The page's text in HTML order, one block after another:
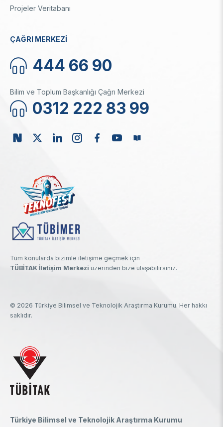
Projeler Veritabanı
ÇAĞRI MERKEZİ
444 66 90
Bilim ve Toplum Başkanlığı Çağrı Merkezi
0312 222 83 99
Tüm konularda bizimle iletişime geçmek için
TÜBİTAK İletişim Merkezi üzerinden bize ulaşabilirsiniz.
© 2026 Türkiye Bilimsel ve Teknolojik Araştırma Kurumu. Her hakkı
saklıdır.
Türkiye Bilimsel ve Teknolojik Araştırma Kurumu